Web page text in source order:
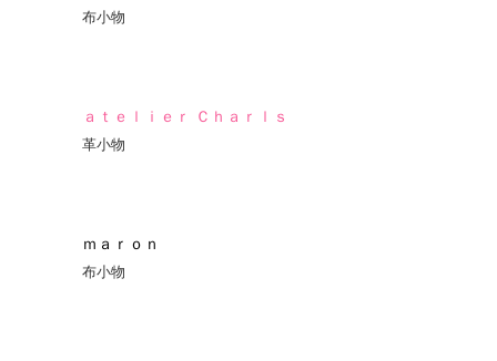
布小物
ａｔｅｌｉｅｒ Ｃｈａｒｌｓ
革小物
ｍａｒｏｎ
布小物